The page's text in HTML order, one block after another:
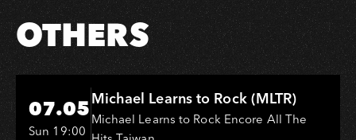
OTHERS
Hi-Ing Music Hall
07.05
Sun 19:00
Michael Learns to Rock (MLTR)
Michael Learns to Rock Encore All The